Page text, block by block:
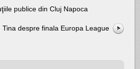
publice din Cluj Napoca
Tina despre finala Europa League